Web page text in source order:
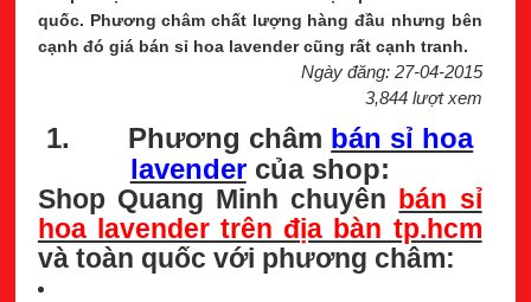
quốc. Phương châm chất lượng hàng đầu nhưng bên
cạnh đó giá bán sỉ hoa lavender cũng rất cạnh tranh.
Ngày đăng: 27-04-2015
3,844 lượt xem
1. Phương châm bán sỉ hoa
lavendercủa shop:
Shop Quang Minh chuyên bán sỉ
hoa lavender trên địa bàn tp.hcm
và toàn quốc với phương châm: